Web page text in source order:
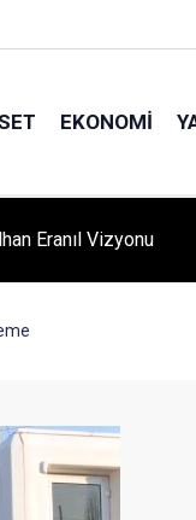
EKONOMI
Kursiyerler